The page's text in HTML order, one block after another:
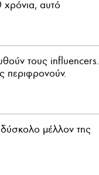
χρόνια, αυτό
τους influencers.
περιφρονούν.
μέλλον της